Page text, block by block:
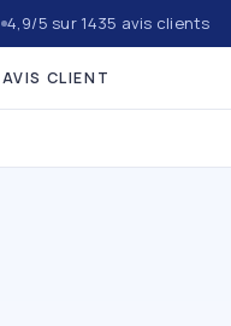
4,9/5 sur 1435 avis clients
AVIS CLIENT